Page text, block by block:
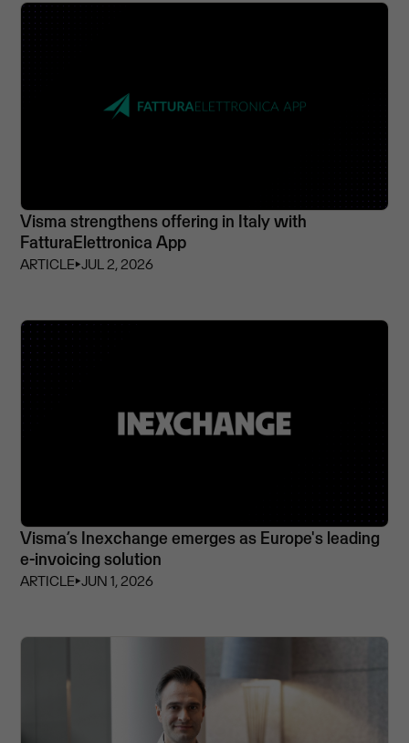
Visma strengthens offering in Italy with
FatturaElettronica App
ARTICLE⏵JUL 2, 2026
Visma’s Inexchange emerges as Europe's leading
e-invoicing solution
ARTICLE⏵JUN 1, 2026